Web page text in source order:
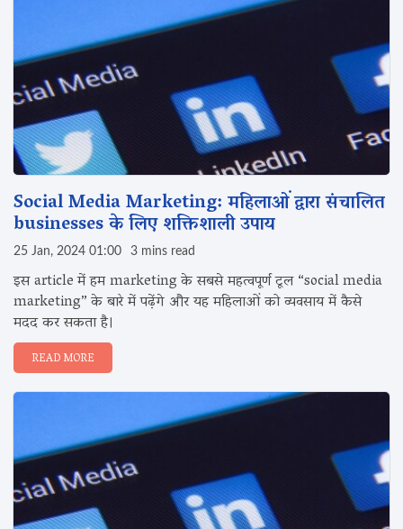
Social Media Marketing: महिलाओं द्वारा संचालित
businesses के लिए शक्तिशाली उपाय‌
25 Jan, 2024 01:00 3 mins read
इस article में हम marketing के सबसे महत्वपूर्ण टूल “social media
marketing” के बारे में पढ़ेंगे और यह महिलाओं को व्यवसाय में कैसे
मदद कर सकता है।
READ MORE